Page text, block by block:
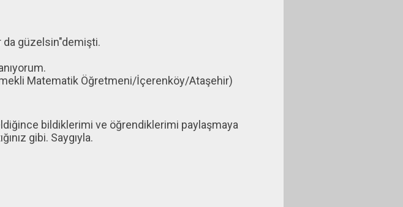
da güzelsin"demişti.
Matematik Öğretmeni/İçerenköy/Ataşehir)
bildiklerimi ve öğrendiklerimi paylaşmaya
gibi. Saygıyla.